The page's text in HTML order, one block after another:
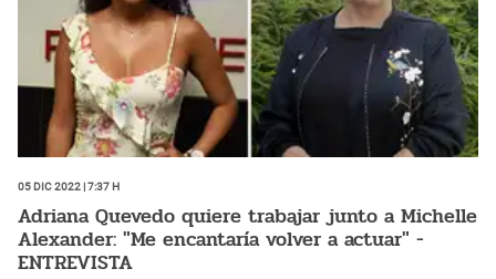
05 Dic 2022 | 7:37 h
Adriana Quevedo quiere trabajar junto a Michelle
Alexander: "Me encantaría volver a actuar" -
ENTREVISTA